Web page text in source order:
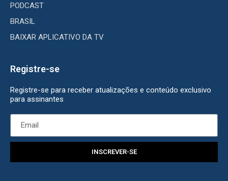
PODCAST
BRASIL
BAIXAR APLICATIVO DA TV
Registre-se
Registre-se para receber atualizações e conteúdo exclusivo
para assinantes
INSCREVER-SE